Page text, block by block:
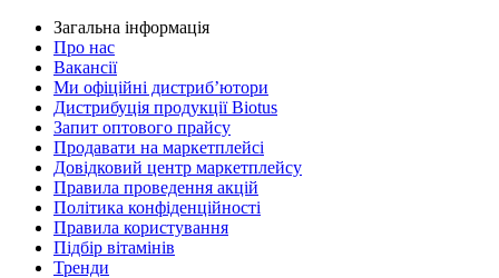
Загальна інформація
Про нас
Вакансії
Ми офіційні дистриб’ютори
Дистрибуція продукції Biotus
Запит оптового прайсу
Продавати на маркетплейсі
Довідковий центр маркетплейсу
Правила проведення акцій
Політика конфіденційності
Правила користування
Підбір вітамінів
Тренди